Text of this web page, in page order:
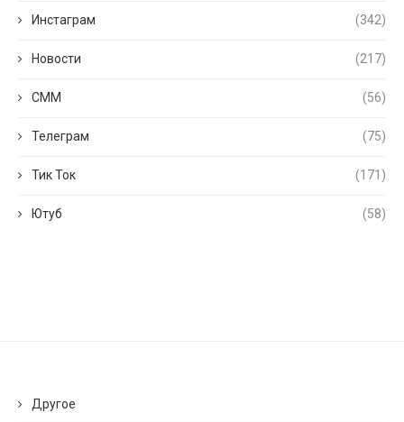
Инстаграм (342)
Новости (217)
СММ (56)
Телеграм (75)
Тик Ток (171)
Ютуб (58)
Другое